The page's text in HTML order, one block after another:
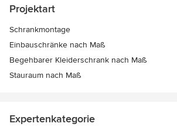
Projektart
Schrankmontage
Einbauschränke nach Maß
Begehbarer Kleiderschrank nach Maß
Stauraum nach Maß
Expertenkategorie